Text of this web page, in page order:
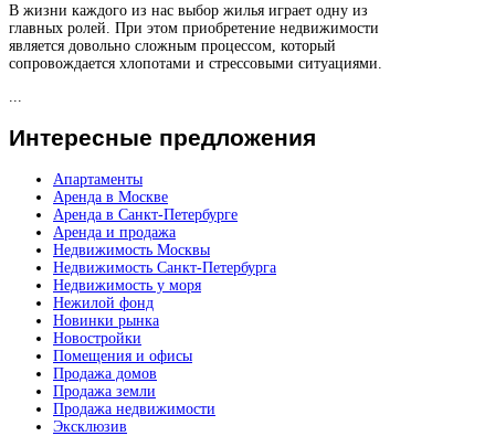
В жизни каждого из нас выбор жилья играет одну из
главных ролей. При этом приобретение недвижимости
является довольно сложным процессом, который
сопровождается хлопотами и стрессовыми ситуациями.
Интересные предложения
Апартаменты
Аренда в Москве
Аренда в Санкт-Петербурге
Аренда и продажа
Недвижимость Москвы
Недвижимость Санкт-Петербурга
Недвижимость у моря
Нежилой фонд
Новинки рынка
Новостройки
Помещения и офисы
Продажа домов
Продажа земли
Продажа недвижимости
Эксклюзив